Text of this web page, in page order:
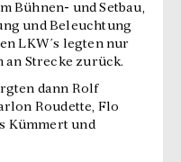
Bühnen- und Setbau,
und Beleuchtung
LKW´s legten nur
an Strecke zurück.
dann Rolf
Roudette, Flo
Kümmert und